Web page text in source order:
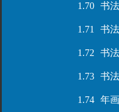
1.70 书
1.71 书
1.72 书
1.73 书
1.74 年画